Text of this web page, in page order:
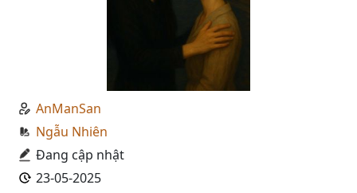
AnManSan
Ngẫu Nhiên
Đang cập nhật
23-05-2025